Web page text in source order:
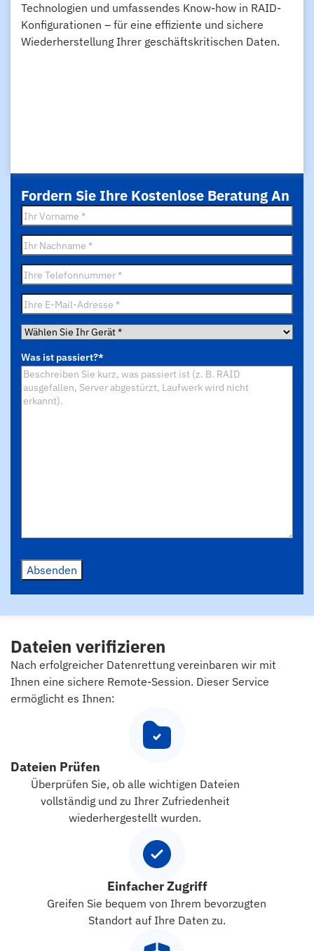
Technologien und umfassendes Know-how in RAID-
Konfigurationen – für eine effiziente und sichere
Wiederherstellung Ihrer geschäftskritischen Daten.
Fordern Sie Ihre Kostenlose Beratung An
Vorname*
Nachname*
Telefon*
E-
Mail*
Wählen
Ihr
Gerät*
Was ist passiert?*
Absenden
Dateien verifizieren
Nach erfolgreicher Datenrettung vereinbaren wir mit
Ihnen eine sichere Remote-Session. Dieser Service
ermöglicht es Ihnen:
Dateien Prüfen
Überprüfen Sie, ob alle wichtigen Dateien
vollständig und zu Ihrer Zufriedenheit
wiederhergestellt wurden.
Einfacher Zugriff
Greifen Sie bequem von Ihrem bevorzugten
Standort auf Ihre Daten zu.